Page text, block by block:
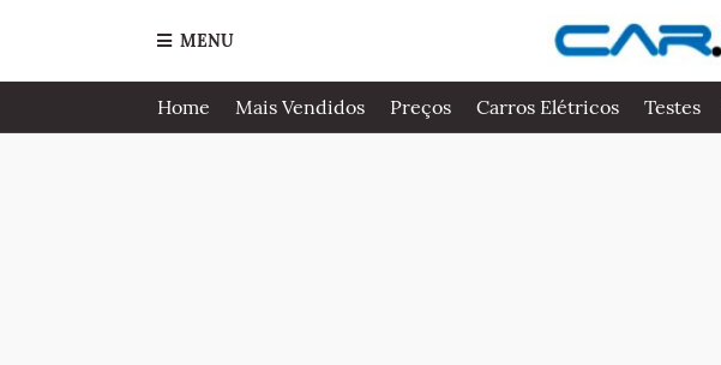
MENU
Home Mais Vendidos Preços Carros Elétricos Testes